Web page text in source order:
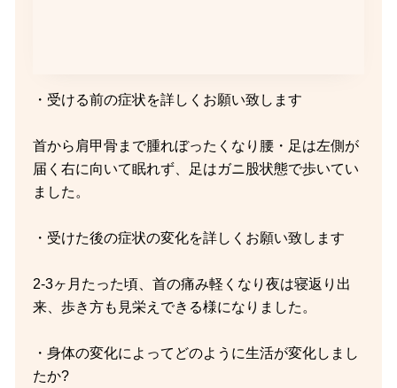
・受ける前の症状を詳しくお願い致します
首から肩甲骨まで腫れぼったくなり腰・足は左側が
届く右に向いて眠れず、足はガニ股状態で歩いてい
ました。
・受けた後の症状の変化を詳しくお願い致します
2-3ヶ月たった頃、首の痛み軽くなり夜は寝返り出
来、歩き方も見栄えできる様になりました。
・身体の変化によってどのように生活が変化しまし
たか?